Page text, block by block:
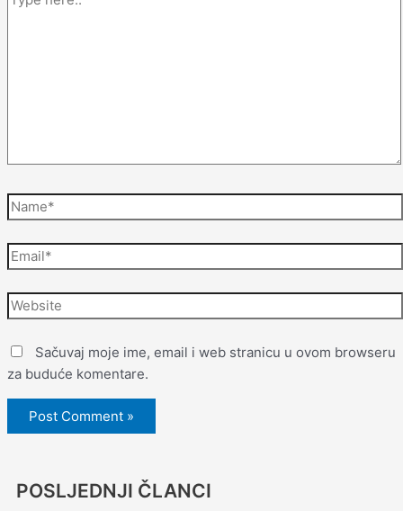
Sačuvaj moje ime, email i web stranicu u ovom browseru
za buduće komentare.
POSLJEDNJI ČLANCI